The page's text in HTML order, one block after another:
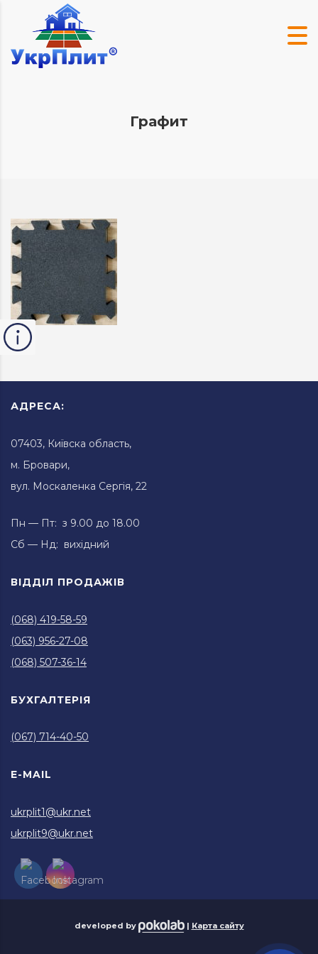
Графит
АДРЕСА:
07403, Київска область,
м. Бровари,
вул. Москаленка Сергія, 22
Пн — Пт: з 9.00 до 18.00
Сб — Нд: вихідний
ВІДДІЛ ПРОДАЖІВ
(068) 419-58-59
(063) 956-27-08
(068) 507-36-14
БУХГАЛТЕРІЯ
(067) 714-40-50
E-MAIL
ukrplit1@ukr.net
ukrplit9@ukr.net
developed by | Карта сайту